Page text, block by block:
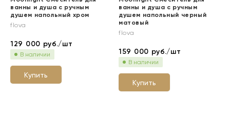
ванны и душа с ручным
душем напольный хром
flova
129 000 руб./шт
В наличии
Купить
ванны и душа с ручным
душем напольный черный
матовый
flova
159 000 руб./шт
В наличии
Купить